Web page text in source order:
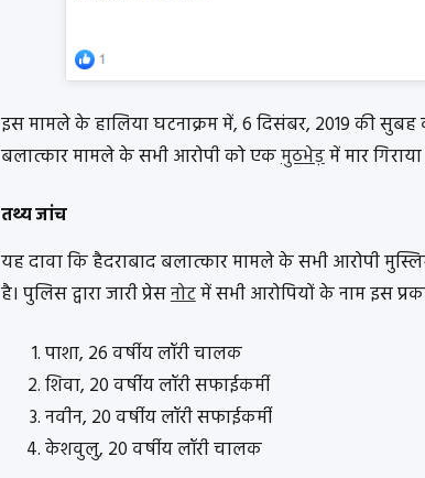
इस मामले के हालिया घटनाक्रम में, 6 दिसंबर, 2019 की
बलात्कार मामले के सभी आरोपी को एकमुठभेड़में मार गिराया
तथ्य जांच
यह दावा कि हैदराबाद बलात्कार मामले के सभी आरोपी
है। पुलिस द्वारा जारी प्रेसनोटमें सभी आरोपियों के नाम इस
पाशा, 26 वर्षीय लॉरी चालक
शिवा, 20 वर्षीय लॉरी सफाईकर्मी
नवीन, 20 वर्षीय लॉरी सफाईकर्मी
केशवुलु, 20 वर्षीय लॉरी चालक